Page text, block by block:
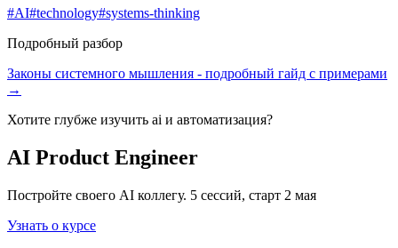
#AI#technology#systems-thinking
Подробный разбор
Законы системного мышления - подробный гайд с примерами
→
Хотите глубже изучить ai и автоматизация?
AI Product Engineer
Постройте своего AI коллегу. 5 сессий, старт 2 мая
Узнать о курсе